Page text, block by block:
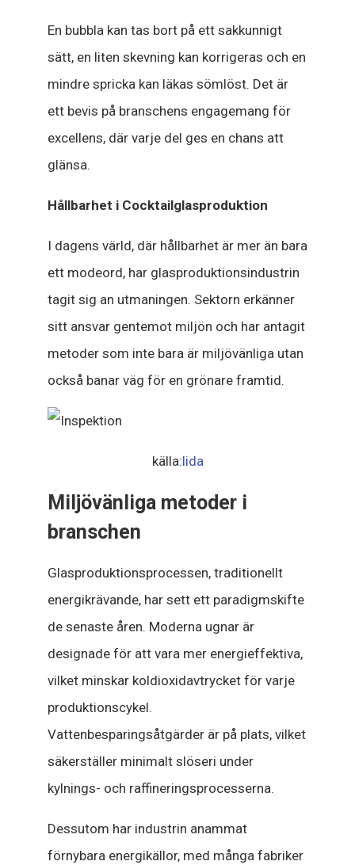
En bubbla kan tas bort på ett sakkunnigt
sätt, en liten skevning kan korrigeras och en
mindre spricka kan läkas sömlöst. Det är
ett bevis på branschens engagemang för
excellens, där varje del ges en chans att
glänsa.
Hållbarhet i Cocktailglasproduktion
I dagens värld, där hållbarhet är mer än bara
ett modeord, har glasproduktionsindustrin
tagit sig an utmaningen. Sektorn erkänner
sitt ansvar gentemot miljön och har antagit
metoder som inte bara är miljövänliga utan
också banar väg för en grönare framtid.
källa:lida
Miljövänliga metoder i
branschen
Glasproduktionsprocessen, traditionellt
energikrävande, har sett ett paradigmskifte
de senaste åren. Moderna ugnar är
designade för att vara mer energieffektiva,
vilket minskar koldioxidavtrycket för varje
produktionscykel.
Vattenbesparingsåtgärder är på plats, vilket
säkerställer minimalt slöseri under
kylnings- och raffineringsprocesserna.
Dessutom har industrin anammat
förnybara energikällor, med många fabriker